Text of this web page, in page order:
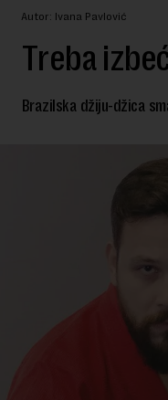
Autor: Ivana Pavlović
Treba
Brazilska džiju-džica